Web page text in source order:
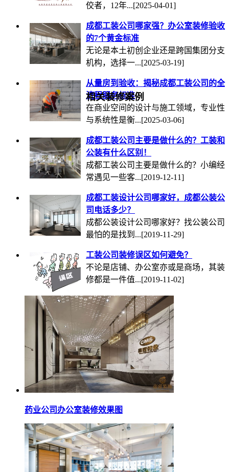
佼者，12年...[2025-04-01]
成都工装公司哪家强？办公室装修验收
的7个黄金标准
无论是本土初创企业还是跨国集团分支
机构，选择一...[2025-03-19]
从量房到验收：揭秘成都工装公司的全
流程服务标准
在商业空间的设计与施工领域，专业性
与系统性是衡...[2025-03-06]
成都工装公司主要是做什么的？工装和
公装有什么区别！
成都工装公司主要是做什么的？小编经
常遇见一些客...[2019-12-11]
成都工装设计公司哪家好，成都公装公
司电话多少？
成都公装设计公司哪家好？找公装公司
最怕的是找到...[2019-11-29]
工装公司装修误区如何避免？
不论是店铺、办公室亦或是商场，其装
修都是一件值...[2019-11-02]
相关装修案例
药业公司办公室装修效果图